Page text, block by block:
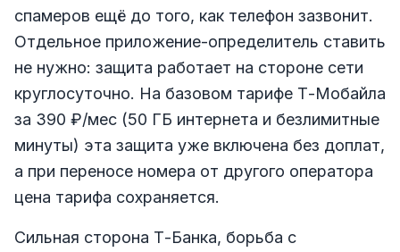
спамеров ещё до того, как телефон зазвонит.
Отдельное приложение-определитель ставить
не нужно: защита работает на стороне сети
круглосуточно. На базовом тарифе Т-Мобайла
за 390 ₽/мес (50 ГБ интернета и безлимитные
минуты) эта защита уже включена без доплат,
а при переносе номера от другого оператора
цена тарифа сохраняется.
Сильная сторона Т-Банка, борьба с